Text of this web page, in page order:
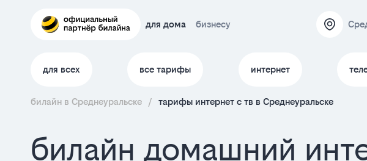
для дома бизнесу
для всех все тарифы интернет
билайн в Среднеуральске / тарифы интернет c тв в Среднеуральске
билайн домашний